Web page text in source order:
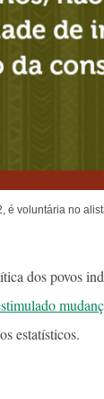
é voluntária no
dos povos
estatísticos.